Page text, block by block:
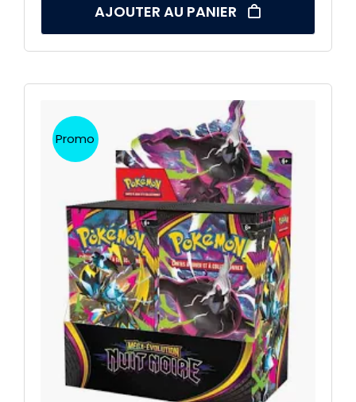
AJOUTER AU PANIER
Promo